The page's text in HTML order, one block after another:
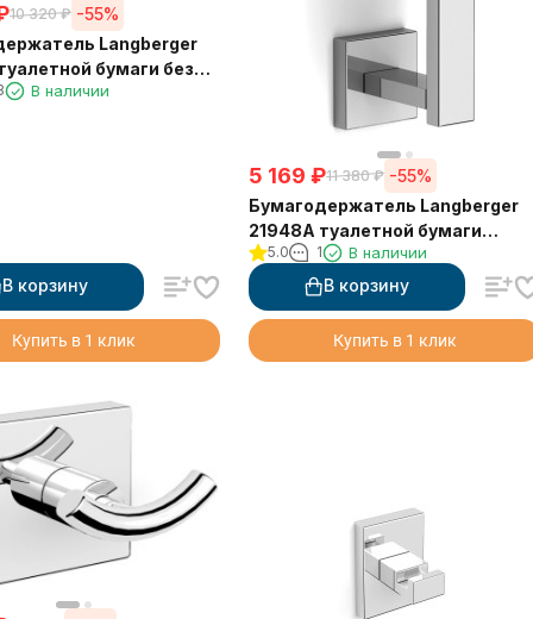
10 320 ₽ -55%
Langberger
бумаги без
В наличии
В корзину
Купить в 1 клик
5 169 ₽11 380 ₽ -55%
Бумагодержатель Langberger
21948A туалетной бумаги
вертикальный
5.0 1 В наличии
В корзину
Купить в 1 клик